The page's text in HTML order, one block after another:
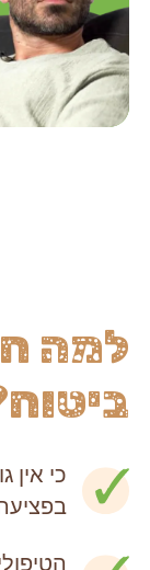
למה
כי אין